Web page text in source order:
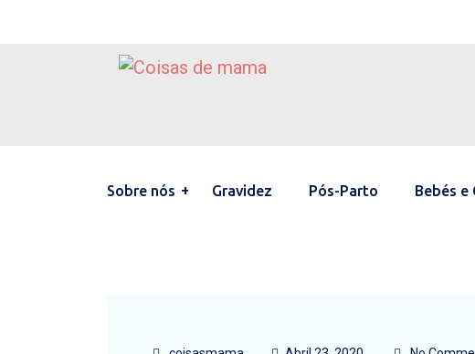
Sobre nós Gravidez Pós-Parto Bebés e